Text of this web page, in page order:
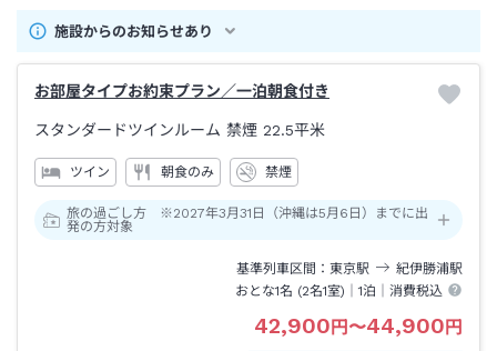
施設からのお知らせあり
お部屋タイプお約束プラン／一泊朝食付き
スタンダードツインルーム 禁煙 22.5平米
ツイン 朝食のみ 禁煙
旅の過ごし方 ※2027年3月31日（沖縄は5月6日）までに出
発の方対象
基準列車区間 東京駅 紀伊勝浦駅
おとな1名 (2名1室)｜1泊 ｜消費税込
42,900円〜44,900円